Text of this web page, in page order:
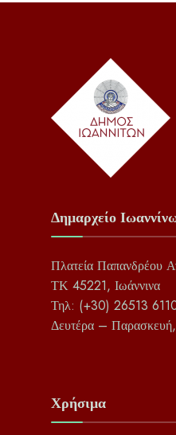
Δημαρχείο
Πλατεία Παπανδρέου
ΤΚ 45221, Ιωάννινα
Τηλ: (+30) 26513
Δευτέρα –
Χρήσιμα